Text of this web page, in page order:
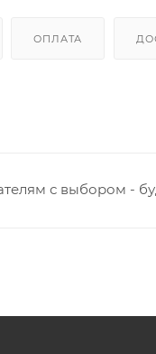
ОПЛАТА
с выбором -